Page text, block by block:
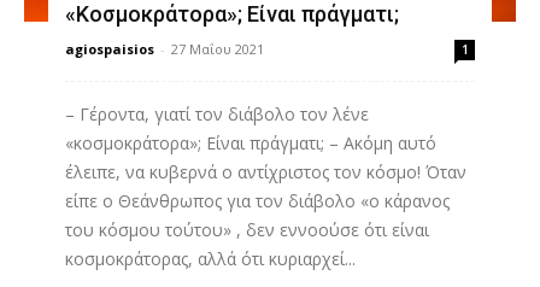
«Κοσμοκράτορα»; Είναι πράγματι;
agiospaisios - 27 Μαΐου 2021 1
– Γέροντα, γιατί τον διάβολο τον λένε
«κοσμοκράτορα»; Είναι πράγματι; – Ακόμη αυτό
έλειπε, να κυβερνά ο αντίχριστος τον κόσμο! Όταν
είπε ο Θεάνθρωπος για τον διάβολο «ο κάρανος
του κόσμου τούτου» , δεν εννοούσε ότι είναι
κοσμοκράτορας, αλλά ότι κυριαρχεί...